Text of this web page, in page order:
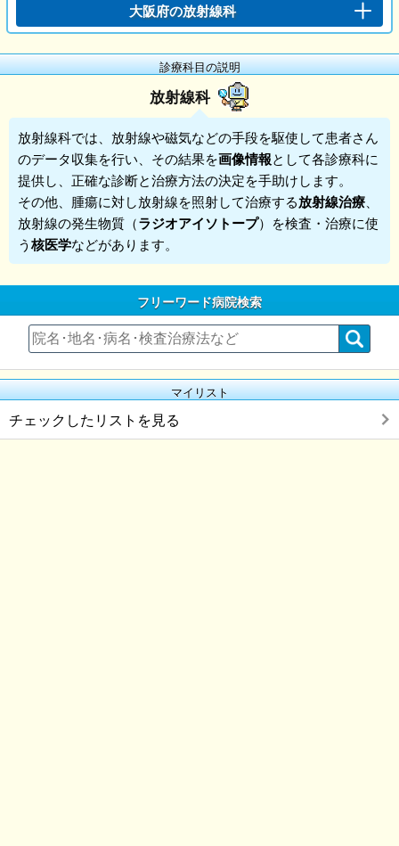
大阪府の放射線科
診療科目の説明
放射線科
放射線科では、放射線や磁気などの手段を駆使して患者さん
のデータ収集を行い、その結果を画像情報として各診療科に
提供し、正確な診断と治療方法の決定を手助けします。
その他、腫瘍に対し放射線を照射して治療する放射線治療
放射線の発生物質（ラジオアイソトープ）を検査・治療に使
う核医学などがあります。
フリーワード病院検索
マイリスト
チェックしたリストを見る